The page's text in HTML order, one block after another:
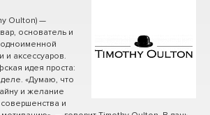
Oulton) —
основатель и
одноименной
и аксессуаров.
идея проста:
«Думаю, что
и желание
и